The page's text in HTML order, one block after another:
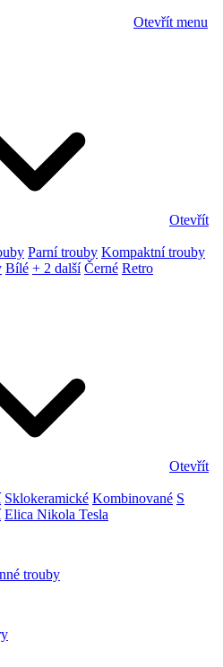
Otevřít menu
Otevřít
Parní trouby Kompaktní trouby
Bílé + 2 další Černé Retro
Otevřít
Sklokeramické Kombinované S
Elica Nikola Tesla
trouby